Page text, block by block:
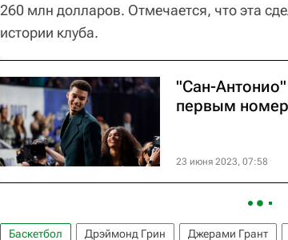
260 млн долларов. Отмечается, что эта
истории клуба.
"Сан-
первым
23 июня 2023, 07:58
Баскетбол Дрэймонд Грин Джерами Грант